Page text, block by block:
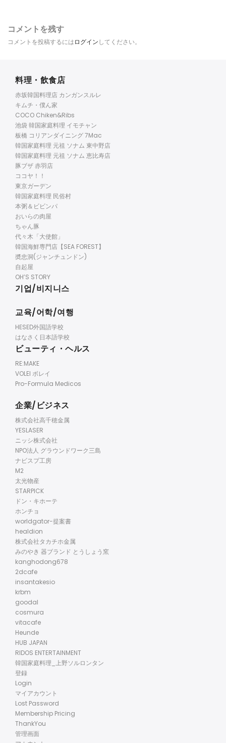
コメントを残す
コメントを投稿するにはログインしてください。
料理・飲食店
赤坂韓国料理店 カンガンスルレ
キムチ・僕ん家
COCO Chiken&Ribs
池袋 韓国家庭料理 イモチャン
板橋 コリアンダイニング 7Mac
韓国家庭料理 元祖 ソナム 東中野店
韓国家庭料理 元祖 ソナム 恵比寿店
豚ブザ 赤羽店
ココヤ！！
東京ガーデン
韓国家庭料理 民俗村
本粥＆ビビンパ
おいらの肉屋
ちゃん豚
代々木「大使館」
韓国海鮮専門店【SEA FOREST】
奬忠洞(ジャンチュンドン)
自起屋
OH’S STORY
기업/비지니스
교육/어학/여행
HESED外国語学校
はなさく日本語学校
ビューティ・ヘルス
RE:MAKE
VOLEI ボレイ
Pro-Formula Medicos
企業/ビジネス
株式会社高千穂金属
YESLASER
ニッシ株式会社
NPO法人 グラウンドワーク三島
ナビスプ工房
M2
太光物産
STARPICK
ドン・キホーテ
ホンチョ
worldgator-提案書
healdion
株式会社タカチホ金属
みのやき 器ブランド とうしょう窯
kanghodong678
2dcafe
insantakesio
krbm
goodal
cosmura
vitacafe
Heunde
HUB JAPAN
RIDOS ENTERTAINMENT
韓国家庭料理_上野ソルロンタン
登録
Login
マイアカウント
Lost Password
Membership Pricing
ThankYou
管理画面